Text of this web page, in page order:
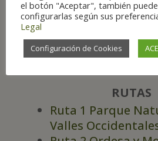
Principales
de Aragón
RUTAS
Ruta 1 Parque
Valles
el botón "Aceptar", también
configurarlas según sus
Legal
Configuración de Cookies